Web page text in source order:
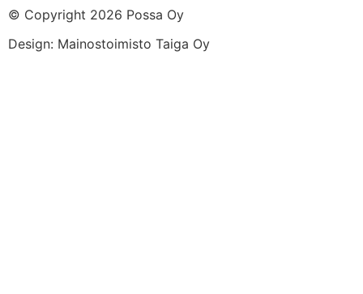
© Copyright 2026 Possa Oy
Design: Mainostoimisto Taiga Oy